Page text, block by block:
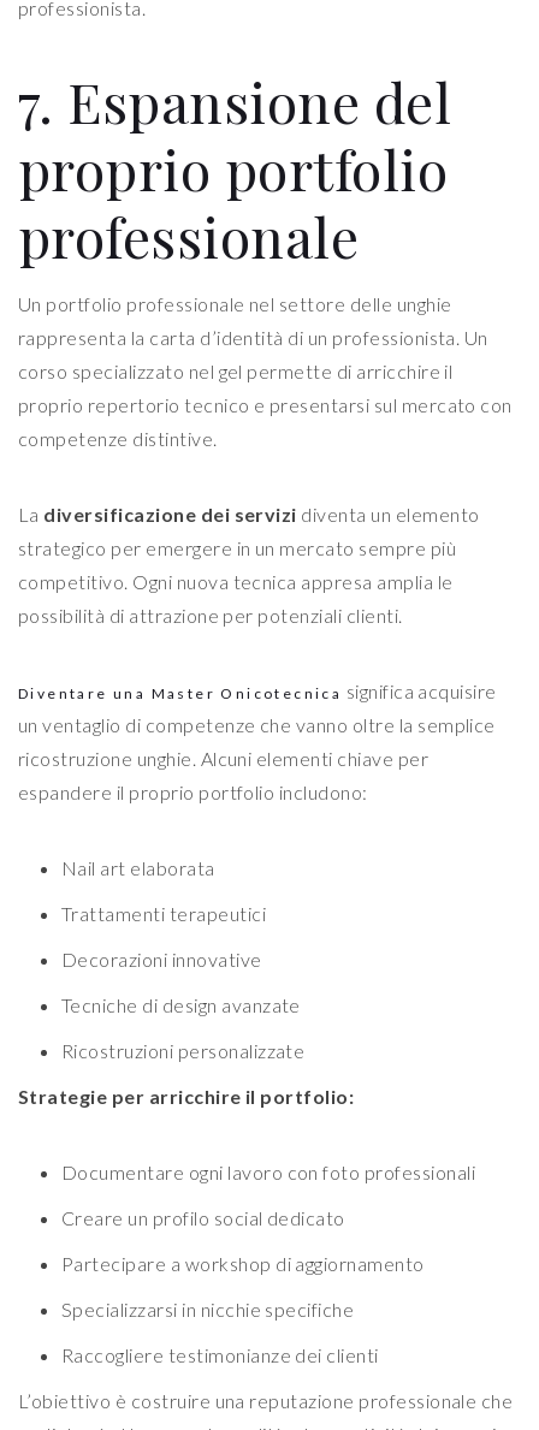
professionista.
7. Espansione del
proprio portfolio
professionale
Un portfolio professionale nel settore delle unghie
rappresenta la carta d’identità di un professionista. Un
corso specializzato nel gel permette di arricchire il
proprio repertorio tecnico e presentarsi sul mercato con
competenze distintive.
La diversificazione dei servizi diventa un elemento
strategico per emergere in un mercato sempre più
competitivo. Ogni nuova tecnica appresa amplia le
possibilità di attrazione per potenziali clienti.
Diventare una Master Onicotecnica significa acquisire
un ventaglio di competenze che vanno oltre la semplice
ricostruzione unghie. Alcuni elementi chiave per
espandere il proprio portfolio includono:
Nail art elaborata
Trattamenti terapeutici
Decorazioni innovative
Tecniche di design avanzate
Ricostruzioni personalizzate
Strategie per arricchire il portfolio:
Documentare ogni lavoro con foto professionali
Creare un profilo social dedicato
Partecipare a workshop di aggiornamento
Specializzarsi in nicchie specifiche
Raccogliere testimonianze dei clienti
L’obiettivo è costruire una reputazione professionale che